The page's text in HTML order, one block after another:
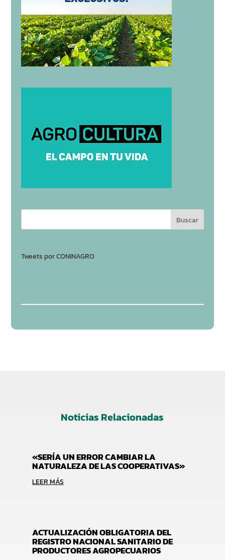
Tweets por CONINAGRO
Noticias Relacionadas
«SERÍA UN ERROR CAMBIAR LA
NATURALEZA DE LAS COOPERATIVAS»
LEER MÁS
ACTUALIZACIÓN OBLIGATORIA DEL
REGISTRO NACIONAL SANITARIO DE
PRODUCTORES AGROPECUARIOS